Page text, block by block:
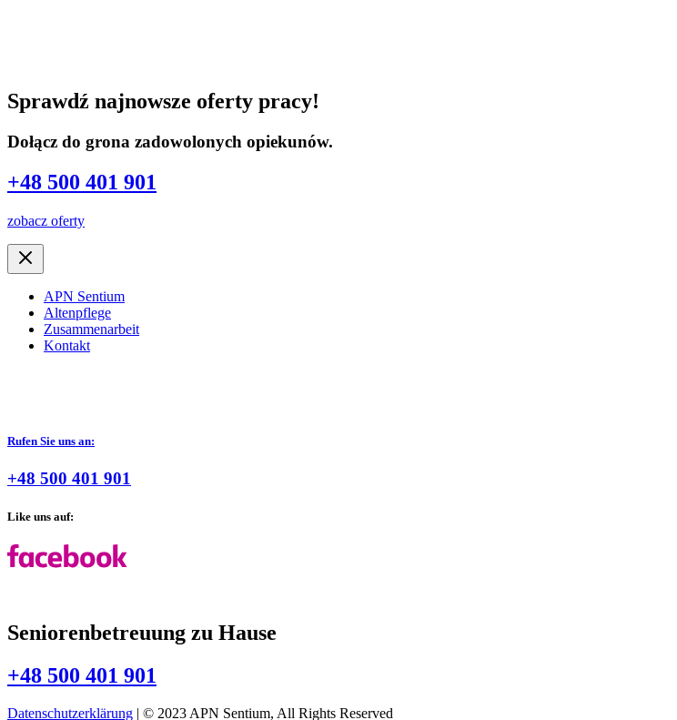
Sprawdź najnowsze oferty pracy!
Dołącz do grona zadowolonych opiekunów.
+48 500 401 901
zobacz oferty
APN Sentium
Altenpflege
Zusammenarbeit
Kontakt
Rufen Sie uns an:
+48 500 401 901
Like uns auf:
Seniorenbetreuung zu Hause
+48 500 401 901
Datenschutzerklärung | © 2023 APN Sentium, All Rights Reserved